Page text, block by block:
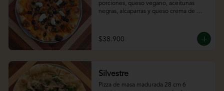
porciones, queso vegano, aceitunas
negras, alcaparras y queso crema de
$38.900
Silvestre
Pizza de masa madurada 28 cm 6